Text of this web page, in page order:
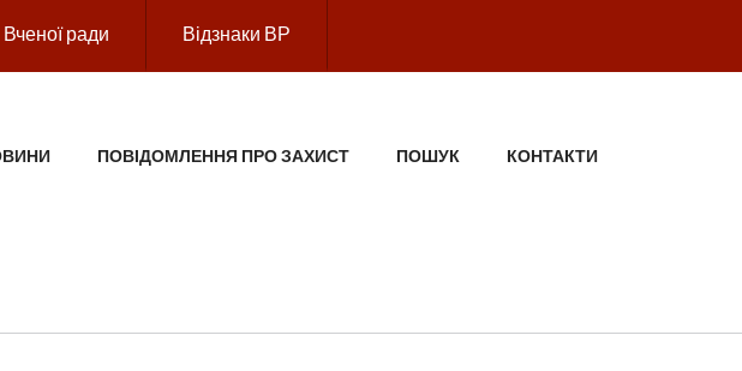
ради Відзнаки ВР
ПОВІДОМЛЕННЯ ПРО ЗАХИСТ ПОШУК КОНТАКТИ